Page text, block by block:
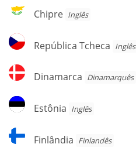
Chipre
Chipre Inglês
República
Tcheca
República Tcheca Inglês
Dinamarca
Dinamarca Dinamarquês
Estônia
Estônia Inglês
Finlândia
Finlândia Finlandês